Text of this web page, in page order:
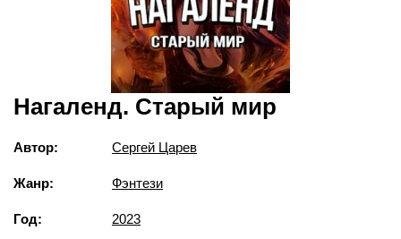
Нагаленд. Старый мир
Автор: Сергей Царев
Жанр: Фэнтези
Год: 2023